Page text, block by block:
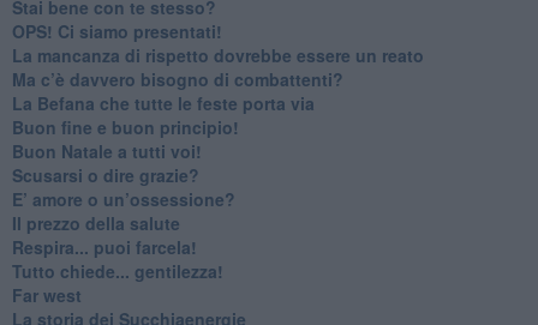
​Stai bene con te stesso?
​OPS! Ci siamo presentati!
​La mancanza di rispetto dovrebbe essere un reato
​Ma c’è davvero bisogno di combattenti?
​La Befana che tutte le feste porta via
Buon fine e buon principio!
​Buon Natale a tutti voi!
​Scusarsi o dire grazie?
​E’ amore o un’ossessione?
​Il prezzo della salute
​Respira... puoi farcela!
​Tutto chiede... gentilezza!
​Far west
​La storia dei Succhiaenergie